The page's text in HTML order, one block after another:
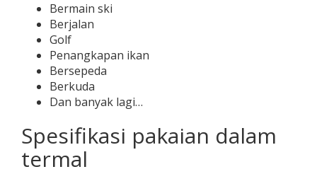
Bermain ski
Berjalan
Golf
Penangkapan ikan
Bersepeda
Berkuda
Dan banyak lagi…
Spesifikasi pakaian dalam
termal